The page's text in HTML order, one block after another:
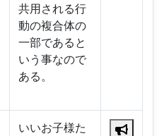
共用される行
動の複合体の
一部であると
いう事なので
ある。
いいお子様た